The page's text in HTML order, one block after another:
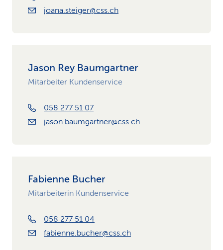
joana.steiger@css.ch
Jason Rey Baumgartner
Mitarbeiter Kundenservice
058 277 51 07
jason.baumgartner@css.ch
Fabienne Bucher
Mitarbeiterin Kundenservice
058 277 51 04
fabienne.bucher@css.ch